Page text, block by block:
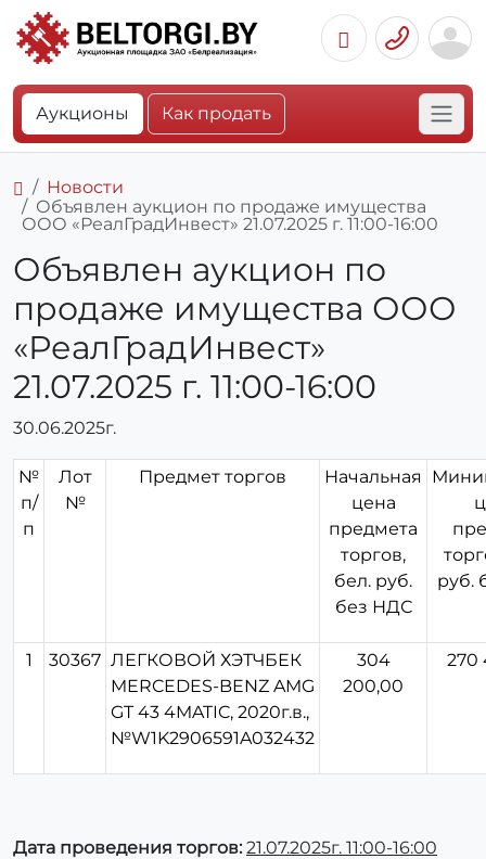
Аукционы Как продать
Новости
Объявлен аукцион по продаже имущества
ООО «РеалГрадИнвест» 21.07.2025 г. 11:00-16:00
Объявлен аукцион по
продаже имущества ООО
«РеалГрадИнвест»
21.07.2025 г. 11:00-16:00
30.06.2025г.
№
п/
п
Лот
№
Предмет торгов
Начальная
цена
предмета
торгов,
бел. руб.
без НДС
руб.
1 30367 ЛЕГКОВОЙ ХЭТЧБЕК
MERCEDES-BENZ AMG
GT 43 4MATIC, 2020г.в.,
№W1K2906591A032432
304
200,00
270
Дата проведения торгов:21.07.2025г. 11:00-16:00